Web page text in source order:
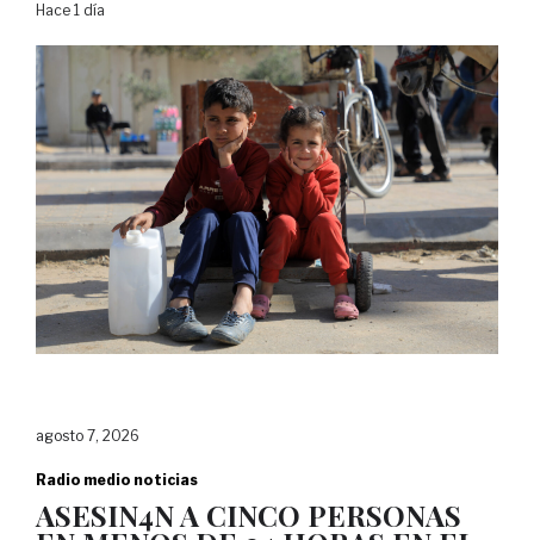
Hace 1 día
agosto 7, 2026
Radio medio noticias
ASESIN4N A CINCO PERSONAS